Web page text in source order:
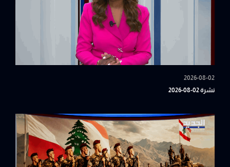
2026-08-02
نشرة 02-08-2026